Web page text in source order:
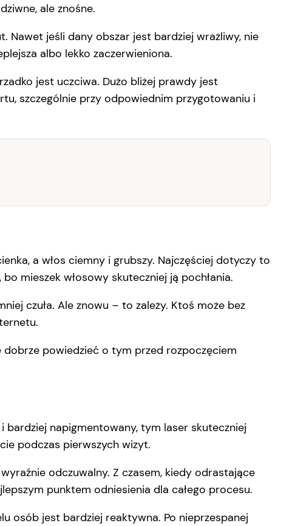
ale znośne.
Nawet jeśli dany obszar jest bardziej wrażliwy, nie
albo lekko zaczerwieniona.
jest uczciwa. Dużo bliżej prawdy jest
szczególnie przy odpowiednim przygotowaniu i
a włos ciemny i grubszy. Najczęściej dotyczy to
mieszek włosowy skuteczniej ją pochłania.
czuła. Ale znowu – to zależy. Ktoś może bez
dobrze powiedzieć o tym przed rozpoczęciem
bardziej napigmentowany, tym laser skuteczniej
podczas pierwszych wizyt.
odczuwalny. Z czasem, kiedy odrastające
punktem odniesienia dla całego procesu.
osób jest bardziej reaktywna. Po nieprzespanej